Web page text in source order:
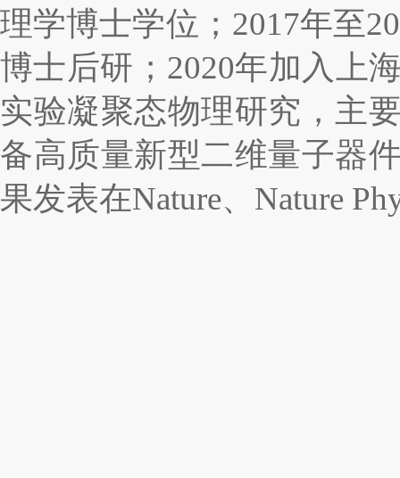
理学博士学位；2017年至
博士后研；2020年加入上
实验凝聚态物理研究，主
备高质量新型二维量子器
果发表在Nature、Nature